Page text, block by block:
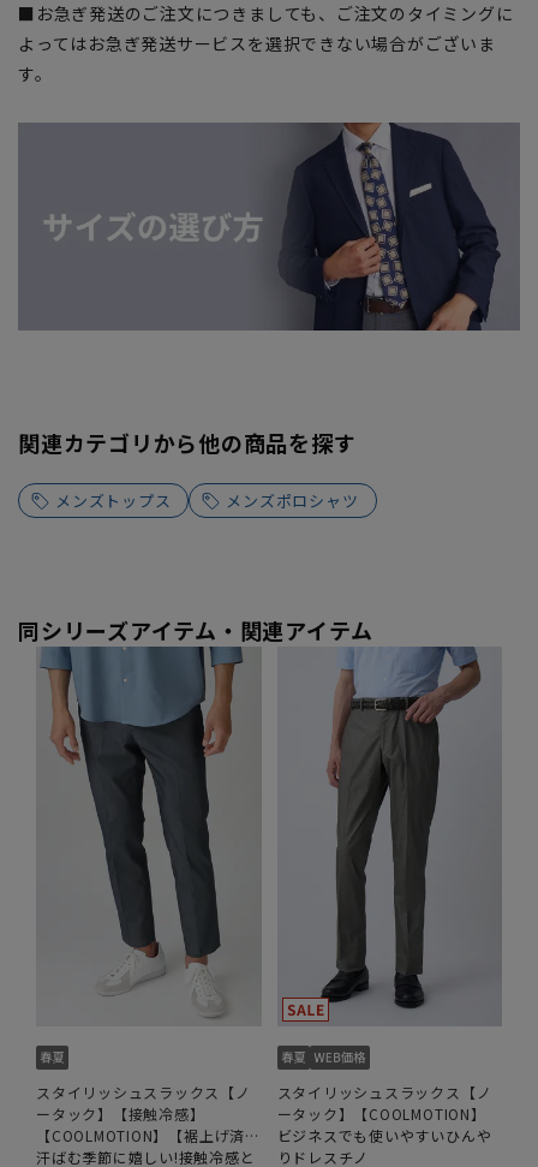
■お急ぎ発送のご注文につきましても、ご注文のタイミングに
よってはお急ぎ発送サービスを選択できない場合がございま
す。
関連カテゴリから他の商品を探す
メンズトップス メンズポロシャツ
同シリーズアイテム・関連アイテム
スタイリッシュスラックス【ノ
ータック】【接触冷感】
【COOLMOTION】【裾上げ済
み】
汗ばむ季節に嬉しい!接触冷感と
スタイリッシュスラックス【ノ
ータック】【COOLMOTION】
ビジネスでも使いやすいひんや
りドレスチノ